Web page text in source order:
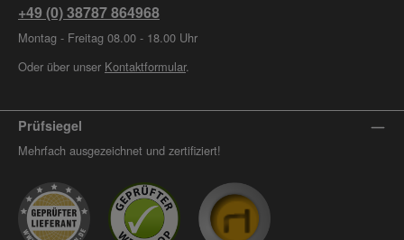
+49 (0) 38787 864968
Montag - Freitag 08.00 - 18.00 Uhr
Oder über unser Kontaktformular.
Prüfsiegel
Mehrfach ausgezeichnet und zertifiziert!